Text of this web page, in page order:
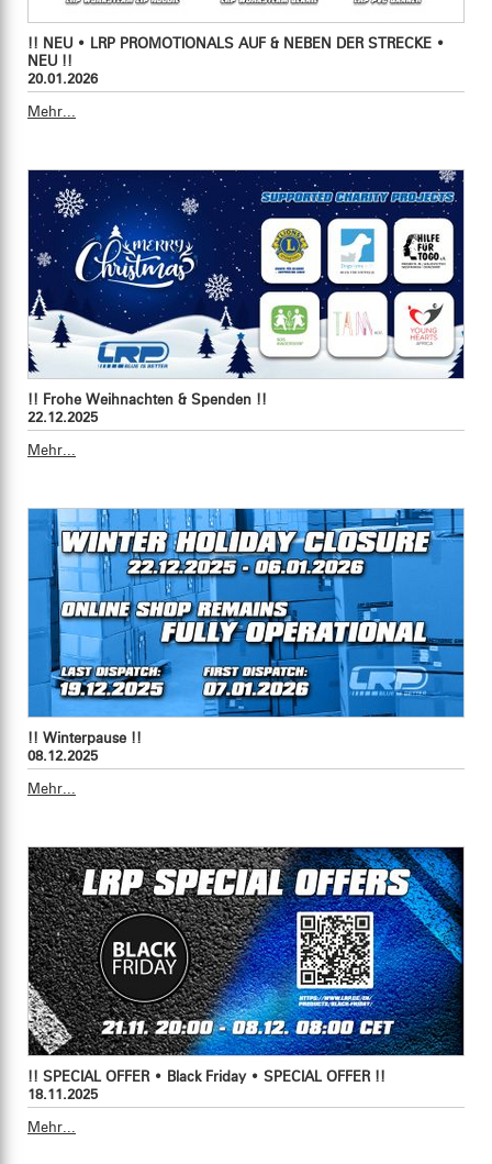
!! NEU • LRP PROMOTIONALS AUF & NEBEN DER STRECKE •
NEU !!
20.01.2026
Mehr...
!! Frohe Weihnachten & Spenden !!
22.12.2025
Mehr...
!! Winterpause !!
08.12.2025
Mehr...
!! SPECIAL OFFER • Black Friday • SPECIAL OFFER !!
18.11.2025
Mehr...